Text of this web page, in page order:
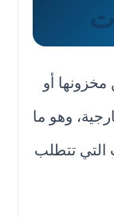
أو
وهو ما
تتطلب